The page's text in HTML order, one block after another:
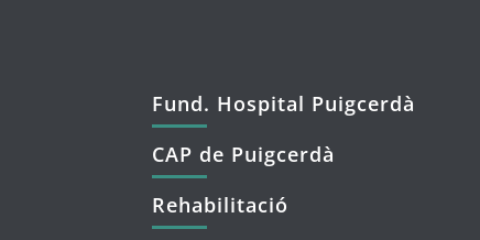
Fund. Hospital Puigcerdà
CAP de Puigcerdà
Rehabilitació